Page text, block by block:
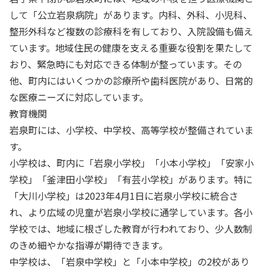
して「公立岩泉病院」があります。内科、外科、小児科、
整形外科など複数の診療科を有しており、入院設備も備え
ています。地域住民の健康を支える重要な役割を果たして
おり、緊急時にも対応できる体制が整っています。その
他、町内にはいくつかの診療所や歯科医院があり、日常的
な医療ニーズに対応しています。
教育機関
岩泉町には、小学校、中学校、高等学校が整備されていま
す。
小学校は、町内に「岩泉小学校」「小本小学校」「安家小
学校」「釜津田小学校」「有芸小学校」があります。特に
「大川小学校」は2023年4月1日に岩泉小学校に統合さ
れ、より広域の児童が岩泉小学校に通学しています。各小
学校では、地域に根ざした教育が行われており、少人数制
のきめ細やかな指導が期待できます。
中学校は、「岩泉中学校」と「小本中学校」の2校があり